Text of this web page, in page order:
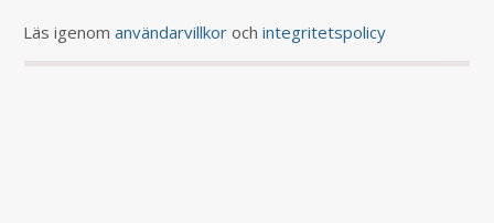
Läs igenomanvändarvillkor ochintegritetspolicy